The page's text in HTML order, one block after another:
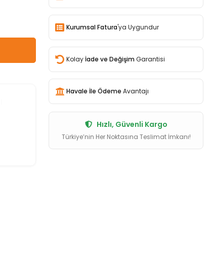
Kurumsal Fatura'ya Uygundur
Kolay İade ve Değişim Garantisi
Havale İle Ödeme Avantajı
Hızlı, Güvenli Kargo
Türkiye’nin Her Noktasına Teslimat İmkanı!